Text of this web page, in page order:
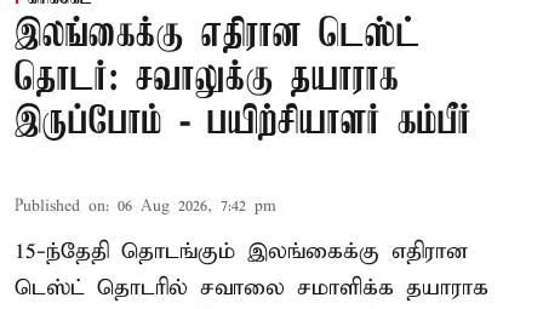
இலங்கைக்கு எதிரான டெஸ்ட்
தொடர்: சவாலுக்கு தயாராக
இருப்போம் - பயிற்சியாளர் கம்பீர்
Published on: 06 Aug 2026, 7:42 pm
15-ந்தேதி தொடங்கும் இலங்கைக்கு எதிரான
டெஸ்ட் தொடரில் சவாலை சமாளிக்க தயாராக